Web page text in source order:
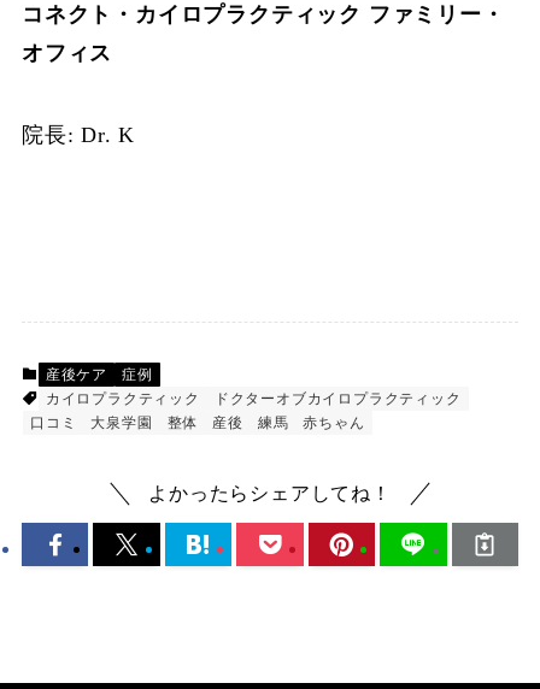
コネクト・カイロプラクティック ファミリー・
オフィス
院長: Dr. K
産後ケア
症例
カイロプラクティック
ドクターオブカイロプラクティック
口コミ
大泉学園 整体 産後 練馬 赤ちゃん
よかったらシェアしてね！